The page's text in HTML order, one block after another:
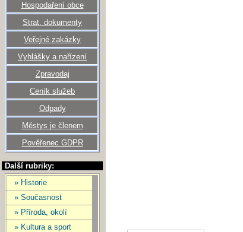
Hospodaření obce
Strat. dokumenty
Veřejné zakázky
Vyhlášky a nařízení
Zpravodaj
Ceník služeb
Odpady
Městys je členem
Pověřenec GDPR
Další rubriky:
» Historie
» Současnost
» Příroda, okolí
» Kultura a sport